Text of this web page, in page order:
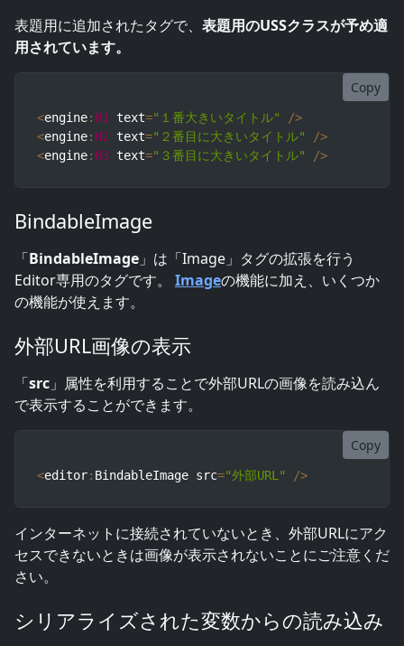
表題用に追加されたタグで、 表題用のUSSクラスが予め適
用されています。
Copy
<engine: H1 text="１番大きいタイトル" />
<engine: H2 text="２番目に大きいタイトル" />
<engine: H3 text="３番目に大きいタイトル" />
BindableImage
「BindableImage 」は「Image」タグの拡張を行う
Editor専用のタグです。 Imageの機能に加え、いくつか
の機能が使えます。
外部URL画像の表示
「src 」属性を利用することで外部URLの画像を読み込ん
で表示することができます。
Copy
<editor: BindableImage src="外部URL" />
インターネットに接続されていないとき、外部URLにアク
セスできないときは画像が表示されないことにご注意くだ
さい。
シリアライズされた変数からの読み込み